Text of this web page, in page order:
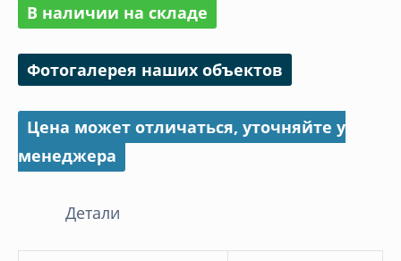
В наличии на складе
Фотогалерея наших объектов
Цена может отличаться, уточняйте у
менеджера
Детали